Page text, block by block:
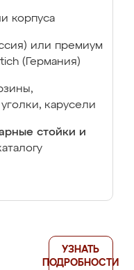
корпуса
или премиум
(Германия)
карусели
стойки и
УЗНАТЬ
ПОДРОБНОСТИ